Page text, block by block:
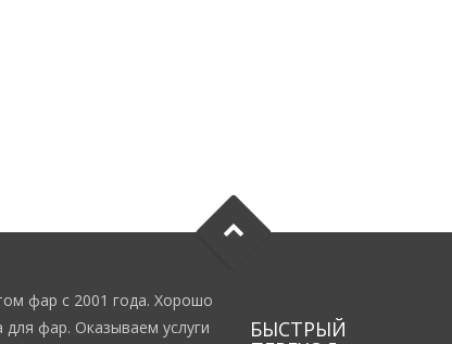
фар с 2001 года. Хорошо
фар. Оказываем услуги
БЫСТРЫЙ